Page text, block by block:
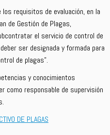
los requisitos de evaluación, en la
de Gestión de Plagas,
el servicio de control de
ser designada y formada para
de plagas”.
y conocimientos
como responsable de supervisión
DE PLAGAS